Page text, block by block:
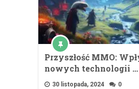
Przyszłość MMO:
nowych technologii …
30 listopada, 2024 0